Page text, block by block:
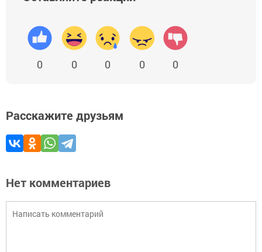
0 0 0 0 0
Расскажите друзьям
Нет комментариев